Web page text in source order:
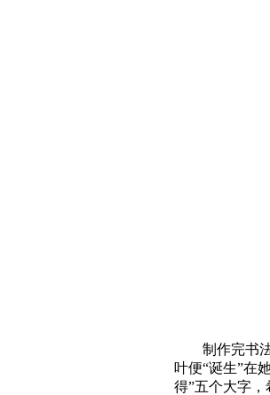
制作完书
叶便“诞生”在
得”五个大字